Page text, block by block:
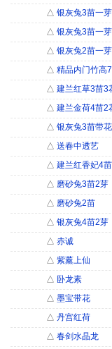
△ 银灰兔3苗一芽
△ 银灰兔3苗一芽
△ 银灰兔2苗一芽
△ 精品内门竹高
△ 建兰红草3苗3
△ 建兰金荷4苗2
△ 银灰兔3苗带花
△ 送春中透艺
△ 建兰红香妃4
△ 磨砂兔3苗2芽
△ 磨砂兔2苗
△ 银灰兔4苗2芽
△ 赤诚
△ 紫薰上仙
△ 卧龙素
△ 墨宝带花
△ 丹宫红荷
△ 春剑水晶龙